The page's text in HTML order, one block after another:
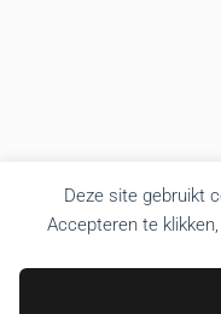
Deze site gebruikt
Accepteren te